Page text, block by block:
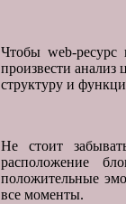
Чтобы web-ресурс
произвести анализ
структуру и
Не стоит
расположение
положительные
все моменты.